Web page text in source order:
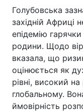
Голубовська
західній Африці
епідемію
родини. Щодо
вказала, що
оцінюється як
рівні, високий
глобальному.
ймовірність